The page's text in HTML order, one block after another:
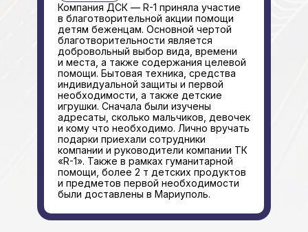
Компания ДСК — R-1 приняла участие
в благотворительной акции помощи
детям беженцам. Основной чертой
благотворительности является
добровольный выбор вида, времени
и места, а также содержания целевой
помощи. Бытовая техника, средства
индивидуальной защиты и первой
необходимости, а также детские
игрушки. Сначала были изучены
адресаты, сколько мальчиков, девочек
и кому что необходимо. Лично вручать
подарки приехали сотрудники
компании и руководители компании ТК
«R-1». Также в рамках гуманитарной
помощи, более 2 т детских продуктов
и предметов первой необходимости
были доставлены в Мариуполь.